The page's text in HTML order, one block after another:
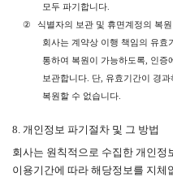
모두 파기합니다
②
식별자의 보관 및 휴면계정의 복원
회사는 계약상 이행 책임의 유효
통하여 복원이 가능하도록
인증
보관합니다 단 유효기간이 경과
복원할 수 없습니다
8. 개인정보 파기절차 및 그 방법
회사는 원칙적으로 수집한 개인정
이용기간에 따라 해당정보를 지체